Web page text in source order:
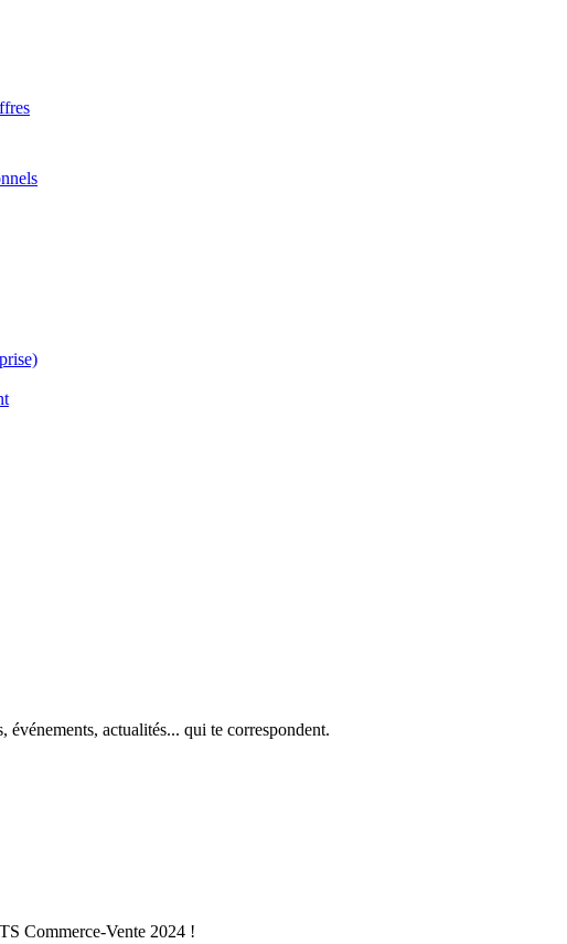
événements, actualités... qui te correspondent.
Commerce-Vente 2024 !